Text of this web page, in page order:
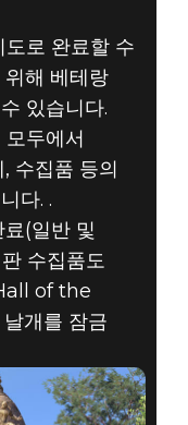
로 완료할 수
해 베테랑
있습니다.
두에서
수집품 등의
다. .
(일반 및
수집품도
of the
개를 잠금